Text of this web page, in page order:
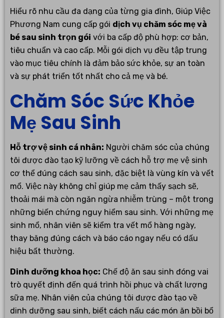
Hiểu rõ nhu cầu đa dạng của từng gia đình, Giúp Việc
Phương Nam cung cấp gói dịch vụ chăm sóc mẹ và
bé sau sinh trọn gói với ba cấp độ phù hợp: cơ bản,
tiêu chuẩn và cao cấp. Mỗi gói dịch vụ đều tập trung
vào mục tiêu chính là đảm bảo sức khỏe, sự an toàn
và sự phát triển tốt nhất cho cả mẹ và bé.
Chăm Sóc Sức Khỏe
Mẹ Sau Sinh
Hỗ trợ vệ sinh cá nhân: Người chăm sóc của chúng
tôi được đào tạo kỹ lưỡng về cách hỗ trợ mẹ vệ sinh
cơ thể đúng cách sau sinh, đặc biệt là vùng kín và vết
mổ. Việc này không chỉ giúp mẹ cảm thấy sạch sẽ,
thoải mái mà còn ngăn ngừa nhiễm trùng – một trong
những biến chứng nguy hiểm sau sinh. Với những mẹ
sinh mổ, nhân viên sẽ kiểm tra vết mổ hàng ngày,
thay băng đúng cách và báo cáo ngay nếu có dấu
hiệu bất thường.
Dinh dưỡng khoa học: Chế độ ăn sau sinh đóng vai
trò quyết định đến quá trình hồi phục và chất lượng
sữa mẹ. Nhân viên của chúng tôi được đào tạo về
dinh dưỡng sau sinh, biết cách nấu các món ăn bồi bổ